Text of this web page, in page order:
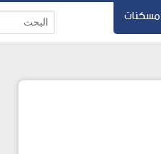
مسكنات